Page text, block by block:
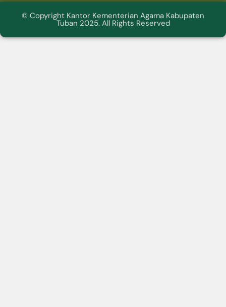
© Copyright Kantor Kementerian Agama Kabupaten
Tuban 2025. All Rights Reserved